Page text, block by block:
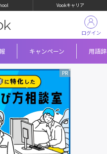
Vookキャリア
キャンペーン 用語
ログイン